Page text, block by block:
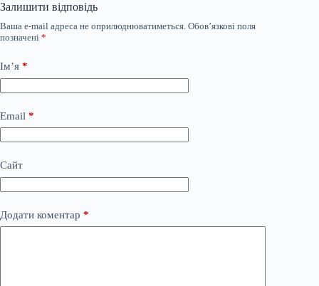
Залишити відповідь
Ваша e-mail адреса не оприлюднюватиметься. Обов’язкові поля
позначені *
Ім’я *
Email *
Сайт
Додати коментар *